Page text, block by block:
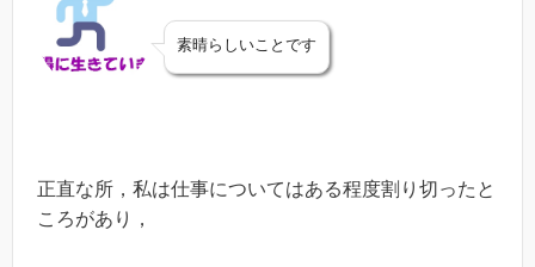
素晴らしいことです
正直な所，私は仕事についてはある程度割り切ったと
ころがあり，